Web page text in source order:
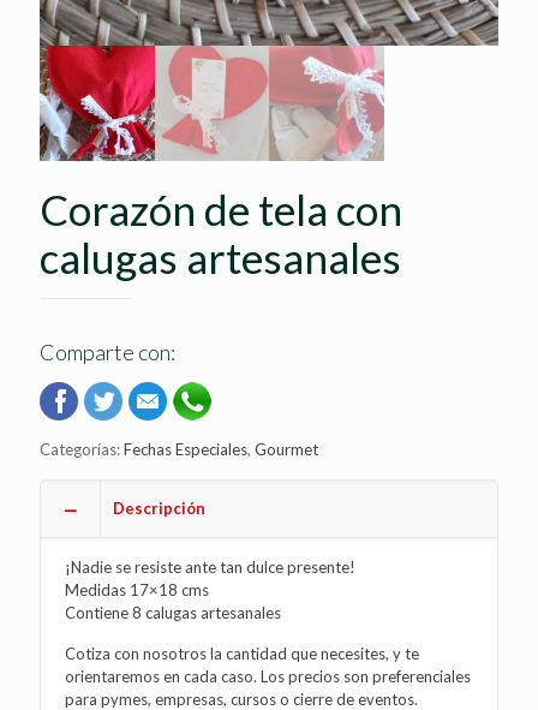
Corazón de tela con
calugas artesanales
Comparte con:
Categorías:Fechas Especiales, Gourmet
Descripción
¡Nadie se resiste ante tan dulce presente!
Medidas 17×18 cms
Contiene 8 calugas artesanales
Cotiza con nosotros la cantidad que necesites, y te
orientaremos en cada caso. Los precios son preferenciales
para pymes, empresas, cursos o cierre de eventos.